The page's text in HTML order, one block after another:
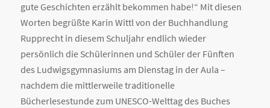
gute Geschichten erzählt bekommen habe!“ Mit diesen
Worten begrüßte Karin Wittl von der Buchhandlung
Rupprecht in diesem Schuljahr endlich wieder
persönlich die Schülerinnen und Schüler der Fünften
des Ludwigsgymnasiums am Dienstag in der Aula –
nachdem die mittlerweile traditionelle
Bücherlesestunde zum UNESCO-Welttag des Buches